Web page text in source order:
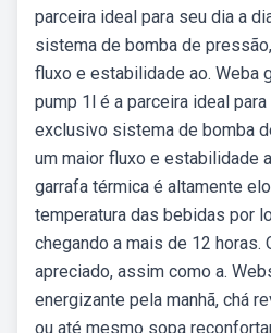
parceira ideal para seu dia a
sistema de bomba de
fluxo e estabilidade ao. Weba
pump 1l é a parceira ideal
exclusivo sistema de bomba
um maior fluxo e estabilidade
garrafa térmica é altamente
temperatura das bebidas por
chegando a mais de 12 horas.
apreciado, assim como a.
energizante pela manhã, chá
ou até mesmo sopa